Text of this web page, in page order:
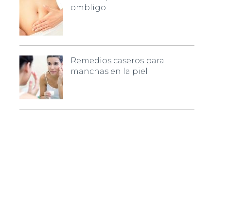
ombligo
Remedios caseros para
manchas en la piel